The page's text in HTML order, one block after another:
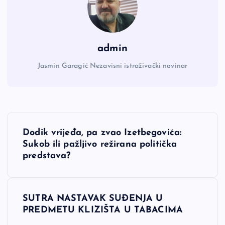
admin
Jasmin Garagić Nezavisni istraživački novinar
NDodik vrijeđa, pa zvao Izetbegovića:
Sukob ili pažljivo režirana politička
predstava?
SUTRA NASTAVAK SUĐENJA U
PREDMETU KLIZIŠTA U TABACIMA